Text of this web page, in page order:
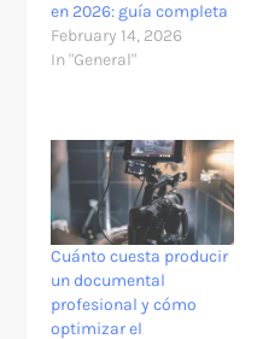
en 2026: guía completa
February 14, 2026
In "General"
Cuánto cuesta producir
un documental
profesional y cómo
optimizar el